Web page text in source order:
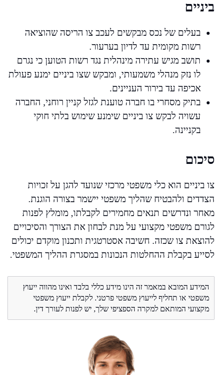
ביניים
בעלים של נכס מבקשים לעכב צו הריסה שהוציאה
רשות מקומית עד לדיון בערעור.
תושב מגיש עתירה מינהלית נגד רשות הטוען כי נגרם
לו נזק מנהלי משמעותי, ומבקש שצו ביניים ימנע פעולת
אכיפה עד בירור העניינים.
בתיק מסחרי בו חברה טוענת לגזל קניין רוחני, החברה
עשויה לבקש צו ביניים שימנע שימוש בלתי חוקי
בקניינה.
סיכום
צו ביניים הוא כלי משפטי מרכזי שנועד להגן על זכויות
הצדדים ולהבטיח שהליך משפטי יישמר בצורה הוגנת.
מאחר ונדרשים תנאים מחמירים לקבלתו, מומלץ לפנות
לגורם משפטי מקצועי על מנת לבחון את הצורך והסיכויים
להוצאת צו שכזה. חשיבה אסטרטגית ותכנון מוקדם יכולים
לסייע בקבלת ההחלטות הנכונות במסגרת ההליך המשפטי.
המידע המובא במאמר זה הינו מידע כללי בלבד ואינו מהווה ייעוץ
משפטי או תחליף לייעוץ משפטי פרטני. לקבלת ייעוץ משפטי
מקצועי המותאם למקרה הספציפי שלך, יש לפנות לעורך דין.